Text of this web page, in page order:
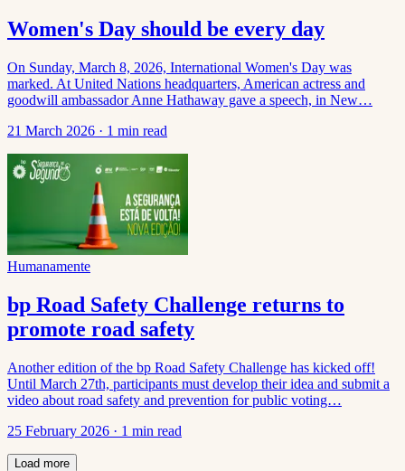
Women's Day should be every day
On Sunday, March 8, 2026, International Women's Day was
marked. At United Nations headquarters, American actress and
goodwill ambassador Anne Hathaway gave a speech, in New…
21 March 2026 · 1 min read
Humanamente
bp Road Safety Challenge returns to
promote road safety
Another edition of the bp Road Safety Challenge has kicked off!
Until March 27th, participants must develop their idea and submit a
video about road safety and prevention for public voting…
25 February 2026 · 1 min read
Load more